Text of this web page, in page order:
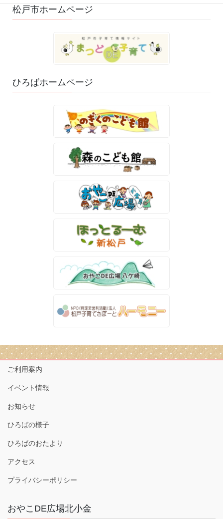
松戸市ホームページ
ひろばホームページ
ご利用案内
イベント情報
お知らせ
ひろばの様子
ひろばのおたより
アクセス
プライバシーポリシー
おやこDE広場北小金